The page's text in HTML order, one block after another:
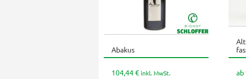
Abakus
104,44€ inkl. MwSt.
Produkt
ab